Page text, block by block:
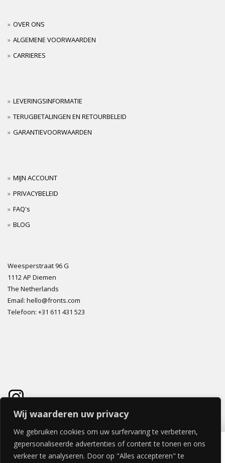
Wij waarderen uw privacy
We gebruiken cookies om uw surfervaring te verbeteren,
gepersonaliseerde advertenties of content te tonen en ons
verkeer te analyseren. Door op "Alles accepteren" te
OVER ONS
ALGEMENE VOORWAARDEN
CARRIERES
LEVERINGSINFORMATIE
TERUGBETALINGEN EN RETOURBELEID
GARANTIEVOORWAARDEN
MIJN ACCOUNT
PRIVACYBELEID
FAQ's
BLOG
Weesperstraat 96 G
1112 AP Diemen
The Netherlands
Email: hello@fronts.com
Telefoon: +31 611 431 523
FABRIC REFLEXION DEUR 60x60cm
€123,42